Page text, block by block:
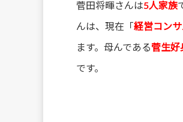
菅田将暉さんは5人家族
んは、現在「 経営コン
ます。母んである菅生好
です。